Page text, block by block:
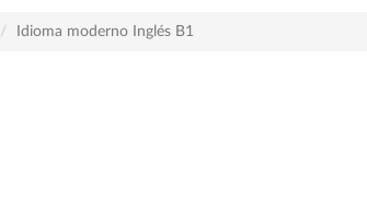
Idioma moderno Inglés B1